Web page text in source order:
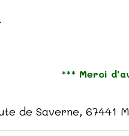
*** Merci
de Saverne, 67441